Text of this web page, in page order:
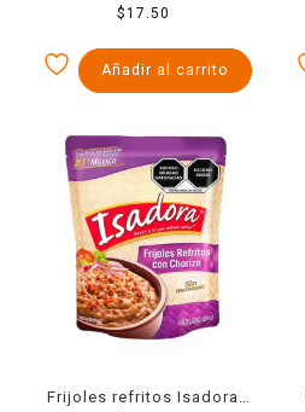
refritos en bolsa 430 g
$17.50
Añadir al carrito
Frijoles refritos Isadora